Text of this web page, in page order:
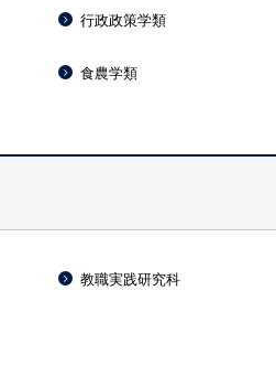
行政政策学類
食農学類
教職実践研究科